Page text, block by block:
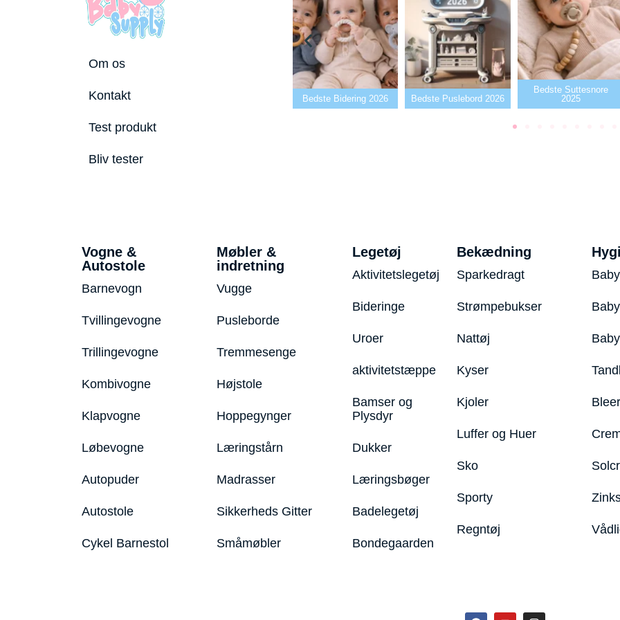
Om os
Kontakt
Test produkt
Bliv tester
Bedste tremmeseng
Bedste puslepude 2026 Bedste Bidering 2026 Bedste Puslebord 2026
Bedste Suttesnore
2025
Bedste
Vogne &
Autostole
Barnevogn
Tvillingevogne
Trillingevogne
Kombivogne
Klapvogne
Løbevogne
Autopuder
Autostole
Cykel Barnestol
Møbler &
indretning
Vugge
Pusleborde
Tremmesenge
Højstole
Hoppegynger
Læringstårn
Madrasser
Sikkerheds Gitter
Småmøbler
Legetøj
Aktivitetslegetøj
Bideringe
Uroer
aktivitetstæppe
Bamser og
Plysdyr
Dukker
Læringsbøger
Badelegetøj
Bondegaarden
Bekædning
Sparkedragt
Strømpebukser
Nattøj
Kyser
Kjoler
Luffer og Huer
Sko
Sporty
Regntøj
Bleer